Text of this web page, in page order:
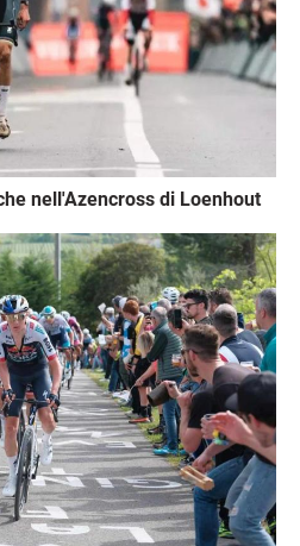
nell'Azencross di Loenhout